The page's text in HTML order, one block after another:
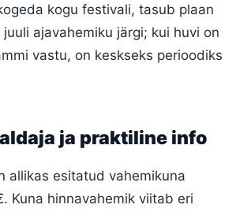
kogu festivali, tasub plaan
ajavahemiku järgi; kui huvi on
vastu, on keskseks perioodiks
ja praktiline info
allikas esitatud vahemikuna
Kuna hinnavahemik viitab eri